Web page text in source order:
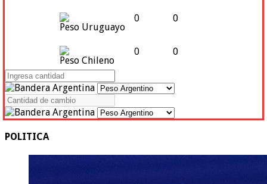
Peso Uruguayo
0 0
Peso Chileno
0 0
POLITICA